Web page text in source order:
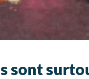
sont